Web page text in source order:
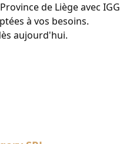
de Liège avec IGG
à vos besoins.
aujourd'hui.